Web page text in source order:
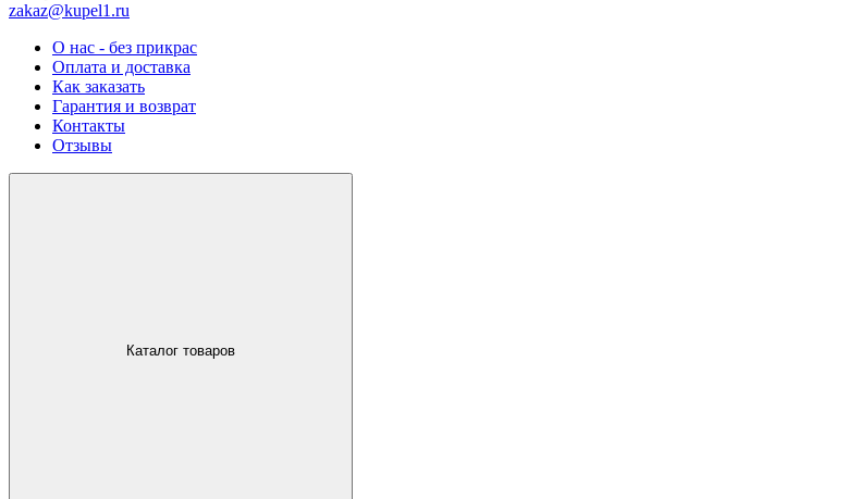
zakaz@kupel1.ru
О нас - без прикрас
Оплата и доставка
Как заказать
Гарантия и возврат
Контакты
Отзывы
Каталог товаров